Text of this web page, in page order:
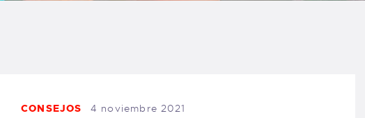
CONTACTO
CONSEJOS 4 noviembre 2021